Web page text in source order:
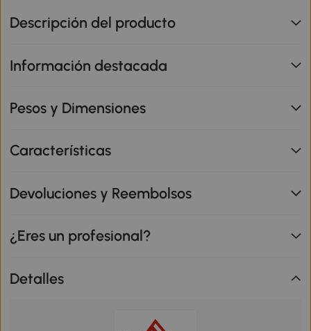
Descripción del producto
Información destacada
Pesos y Dimensiones
Características
Devoluciones y Reembolsos
¿Eres un profesional?
Detalles